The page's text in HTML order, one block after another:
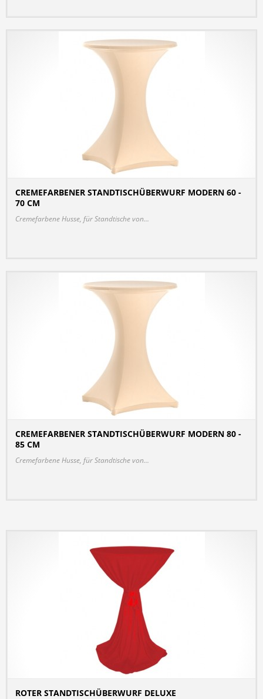
CREMEFARBENER STANDTISCHÜBERWURF MODERN 60 -
70 CM
Cremefarbene Husse, für Standtische von...
CREMEFARBENER STANDTISCHÜBERWURF MODERN 80 -
85 CM
Cremefarbene Husse, für Standtische von...
ROTER STANDTISCHÜBERWURF DELUXE